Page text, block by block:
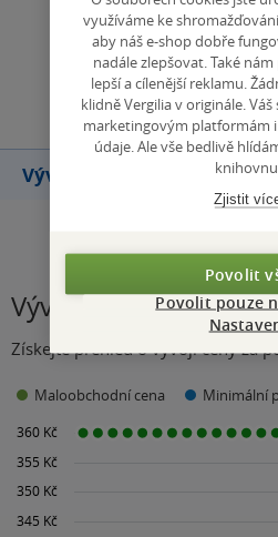
Zobrazit všechna
Přidat
Vývoj ceny
Vývoj ceny
Získejte přehled o vývoji ceny za
Maloobchodní cena Minimální
využíváme ke
aby náš e-shop dobře
nadále zlepšovat. Také
lepší a cílenější reklamu.
klidně Vergilia v originále.
marketingovým platformám
údaje. Ale vše bedlivě
Zjistit
Povolit
Povolit pouze